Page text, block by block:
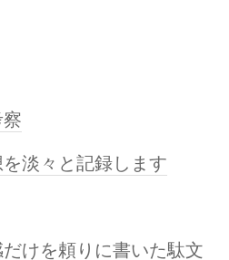
淡々と記録します
けを頼りに書いた駄文